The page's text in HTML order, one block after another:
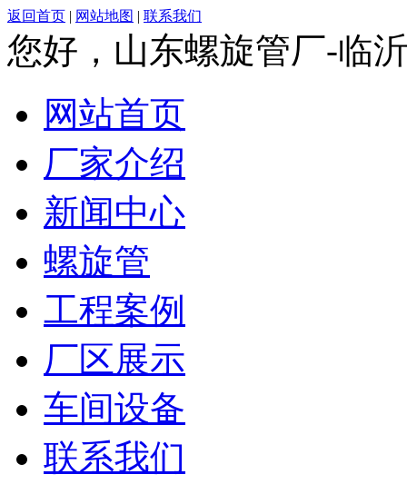
返回首页 | 网站地图 | 联系我们
您好，山东螺旋管厂-临
网站首页
厂家介绍
新闻中心
螺旋管
工程案例
厂区展示
车间设备
联系我们